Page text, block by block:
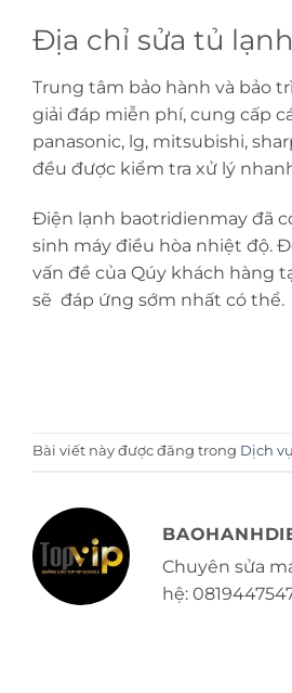
Địa chỉ sửa tủ
Trung tâm bảo hành và bảo
giải đáp miễn phí, cung cấp
panasonic, lg, mitsubishi,
đều được kiểm tra xử lý
Điện lạnh baotridienmay đã
sinh máy điều hòa nhiệt độ.
vấn đề của Qúy khách hàng
sẽ đáp ứng sớm nhất có thể.
Bài viết này được đăng trong Dịch
Chuyên sửa
hệ: